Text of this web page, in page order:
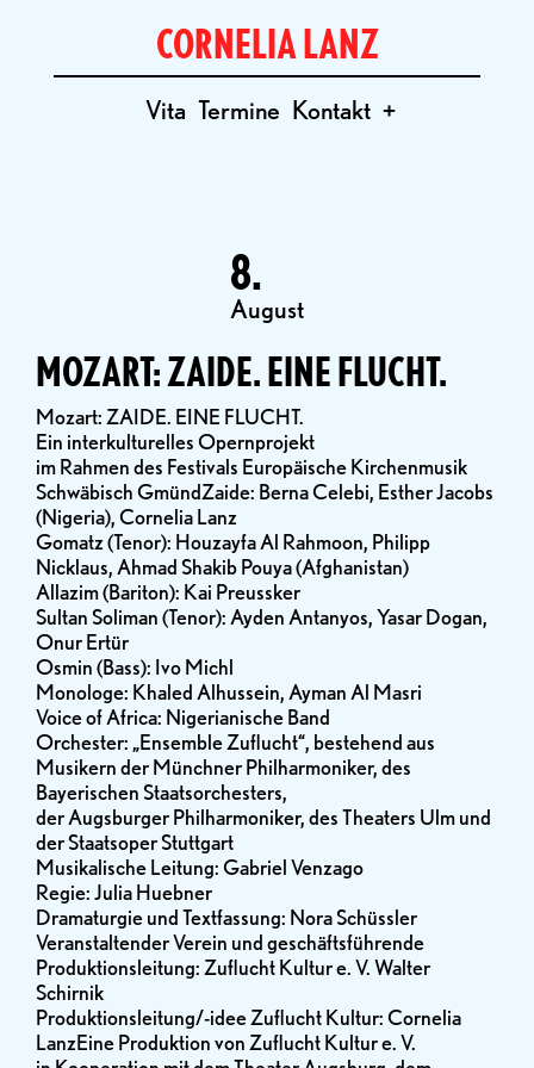
CORNELIA LANZ
Vita Termine Kontakt +
8.
August
MOZART: ZAIDE. EINE FLUCHT.
Mozart: ZAIDE. EINE FLUCHT.
Ein interkulturelles Opernprojekt
im Rahmen des Festivals Europäische Kirchenmusik
Schwäbisch GmündZaide: Berna Celebi, Esther Jacobs
(Nigeria), Cornelia Lanz
Gomatz (Tenor): Houzayfa Al Rahmoon, Philipp
Nicklaus, Ahmad Shakib Pouya (Afghanistan)
Allazim (Bariton): Kai Preussker
Sultan Soliman (Tenor): Ayden Antanyos, Yasar Dogan,
Onur Ertür
Osmin (Bass): Ivo Michl
Monologe: Khaled Alhussein, Ayman Al Masri
Voice of Africa: Nigerianische Band
Orchester: „Ensemble Zuflucht“, bestehend aus
Musikern der Münchner Philharmoniker, des
Bayerischen Staatsorchesters,
der Augsburger Philharmoniker, des Theaters Ulm und
der Staatsoper Stuttgart
Musikalische Leitung: Gabriel Venzago
Regie: Julia Huebner
Dramaturgie und Textfassung: Nora Schüssler
Veranstaltender Verein und geschäftsführende
Produktionsleitung: Zuflucht Kultur e. V. Walter
Schirnik
Produktionsleitung/-idee Zuflucht Kultur: Cornelia
LanzEine Produktion von Zuflucht Kultur e. V.